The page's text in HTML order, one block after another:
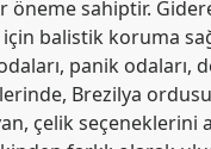
öneme sahiptir.
balistik koruma
panik odaları,
Brezilya
çelik seçeneklerini